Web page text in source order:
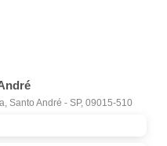
Santo André - SP, 09015-510